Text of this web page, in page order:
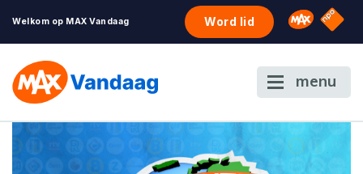
Welkom op MAX Vandaag Word lid Omroep
NPO
menu